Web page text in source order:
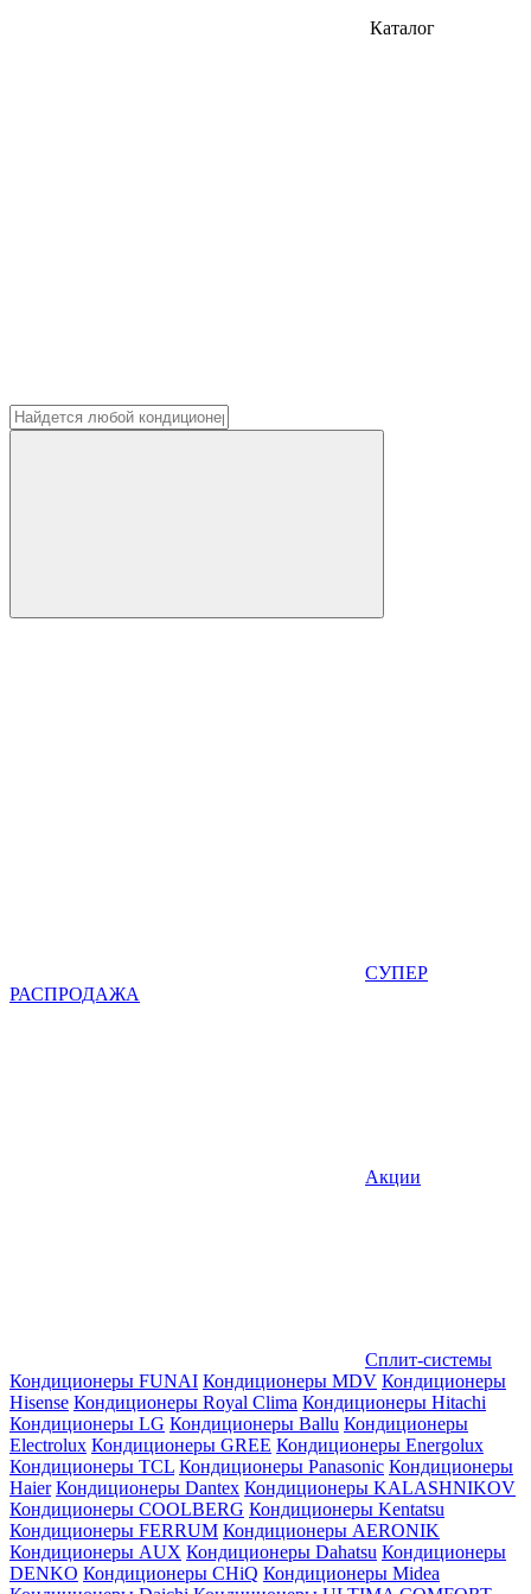
Каталог
СУПЕР
РАСПРОДАЖА
Акции
Сплит-системы
Кондиционеры FUNAI Кондиционеры MDV Кондиционеры
Hisense Кондиционеры Royal Clima Кондиционеры Hitachi
Кондиционеры LG Кондиционеры Ballu Кондиционеры
Electrolux Кондиционеры GREE Кондиционеры Energolux
Кондиционеры TCL Кондиционеры Panasonic Кондиционеры
Haier Кондиционеры Dantex Кондиционеры KALASHNIKOV
Кондиционеры СOOLBERG Кондиционеры Kentatsu
Кондиционеры FERRUM Кондиционеры AERONIK
Кондиционеры AUX Кондиционеры Dahatsu Кондиционеры
DENKO Кондиционеры CHiQ Кондиционеры Midea